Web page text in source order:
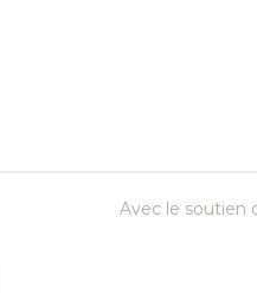
Avec le soutien